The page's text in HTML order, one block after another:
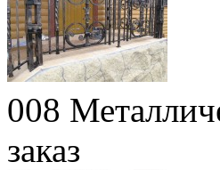
008
заказ